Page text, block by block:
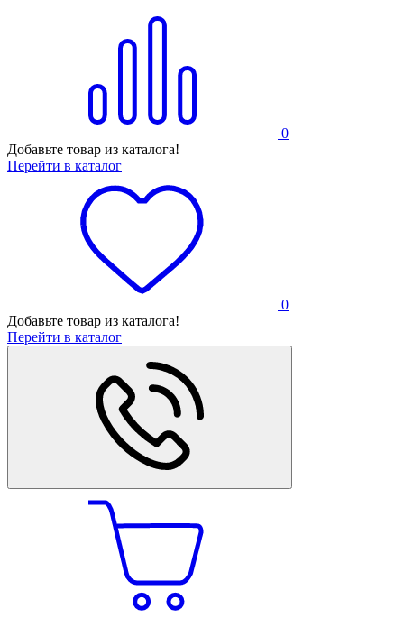
0
Добавьте товар из каталога!
Перейти в каталог
0
Добавьте товар из каталога!
Перейти в каталог